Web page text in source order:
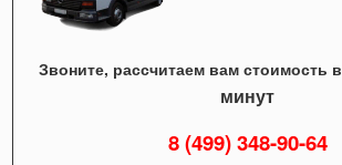
Звоните, рассчитаем вам стоимость в
минут
8 (499) 348-90-64